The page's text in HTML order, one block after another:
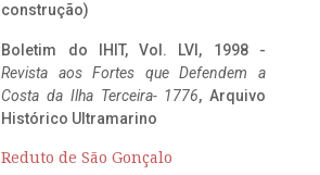
construção)
Boletim do IHIT, Vol. LVI, 1998 -
Revista aos Fortes que Defendem a
Costa da Ilha Terceira- 1776, Arquivo
Histórico Ultramarino
Reduto de São Gonçalo